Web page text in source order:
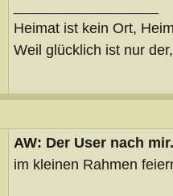
Heimat ist kein Ort,
Weil glücklich ist nur
AW: Der User nach
im kleinen Rahmen